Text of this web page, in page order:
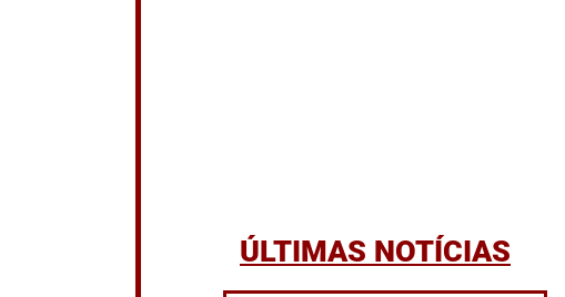
ÚLTIMAS NOTÍCIAS